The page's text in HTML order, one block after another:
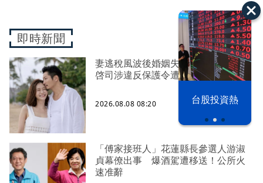
漢光42演習 台股投資熱
即時新聞
妻逃稅風波後婚姻失控 前EXILE黑木
啓司涉違反保護令遭逮
2026.08.08 08:20
「傅家接班人」花蓮縣長參選人游淑
貞幕僚出事 爆酒駕遭移送！公所火
速准辭